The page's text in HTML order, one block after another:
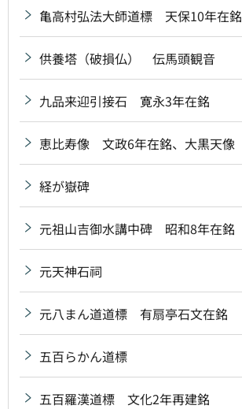
亀高村弘法大師道標 天保10年在銘
供養塔（破損仏） 伝馬頭観音
九品来迎引接石 寛永3年在銘
恵比寿像 文政6年在銘、大黒天像
経が嶽碑
元祖山吉御水講中碑 昭和8年在銘
元天神石祠
元八まん道道標 有扇亭石文在銘
五百らかん道標
五百羅漢道標 文化2年再建銘